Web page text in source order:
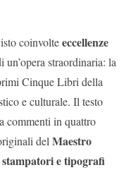
coinvolteeccellenze
un’opera straordinaria: la
Cinque Libri della
e culturale. Il testo
commenti in quattro
delMaestro
stampatori e tipografi